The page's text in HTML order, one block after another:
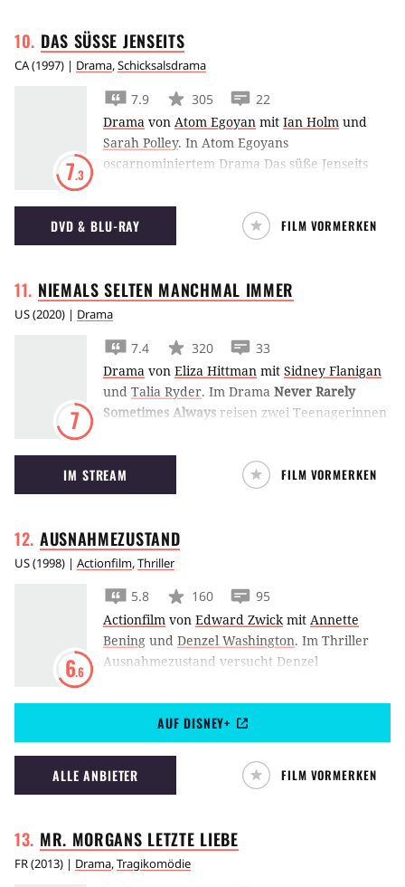
DAS SÜSSE JENSEITS
CA(1997) | Drama,Schicksalsdrama
7.3
7.9 305
22
Drama von Atom Egoyan mit Ian Holm und
Sarah Polley. In Atom Egoyans
oscarnominiertem Drama Das süße Jenseits
Busunglücks fertig werden. Ein Anwalt will die
Wut der Hinterbliebenen in eine Sammelklage
lenken.
DVD & BLU-RAY FILM VORMERKEN
NIEMALS SELTEN MANCHMAL IMMER
US(2020) | Drama
7
7.4 320
33
Drama von Eliza Hittman mit Sidney Flanigan
und Talia Ryder. Im Drama Never Rarely
Sometimes Always reisen zwei Teenagerinnen
einer ungeplanten Schwangerschaft zu
erhalten.
IM STREAM FILM VORMERKEN
AUSNAHMEZUSTAND
US(1998) | Actionfilm,Thriller
6.6
5.8 160
95
Actionfilm von Edward Zwick mit Annette
Bening und Denzel Washington. Im Thriller
Ausnahmezustand versucht Denzel
Terroranschlägen zu bewahren.
AUF DISNEY+
ALLE ANBIETER FILM VORMERKEN
MR. MORGANS LETZTE LIEBE
FR(2013) | Drama,Tragikomödie